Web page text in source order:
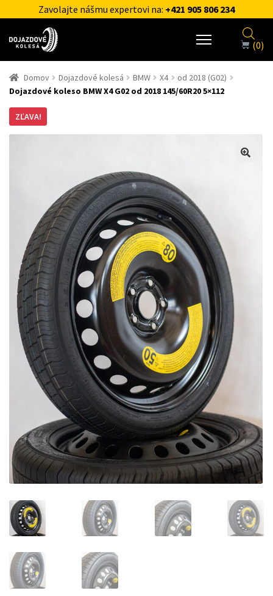
Zavolajte nášmu expertovi na: +421 905 806 234
(0)
Domov Dojazdové kolesá BMW X4
od 2018 (G02)
Dojazdové koleso BMW X4 G02 od 2018 145/60R20 5×112
ZĽAVA!